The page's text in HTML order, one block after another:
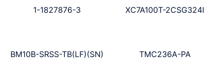
1-1827876-3 XC7A100T-2CSG324I
BM10B-SRSS-TB(LF)(SN) TMC236A-PA